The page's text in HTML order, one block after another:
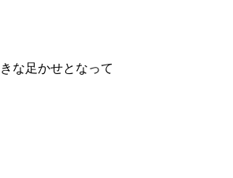
な足かせとなって